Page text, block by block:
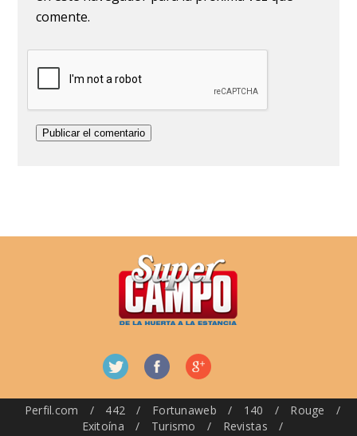
comente.
Perfil.com / 442 / Fortunaweb / 140 / Rouge
/
Exitoína
/ Turismo / Revistas /